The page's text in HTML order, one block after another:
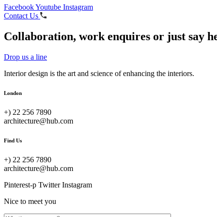
FacebookYoutube Instagram
Contact Us
Collaboration, work enquires or just say
Drop us a line
Interior design is the art and science of enhancing the interiors.
London
+) 22 256 7890
architecture@hub.com
Find Us
+) 22 256 7890
architecture@hub.com
Pinterest-p TwitterInstagram
Nice to meet you